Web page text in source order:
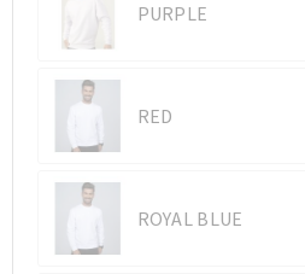
PURPLE
RED
ROYAL BLUE